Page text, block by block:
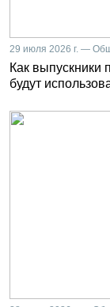
29 июля 2026 г. —
Как выпускники
будут